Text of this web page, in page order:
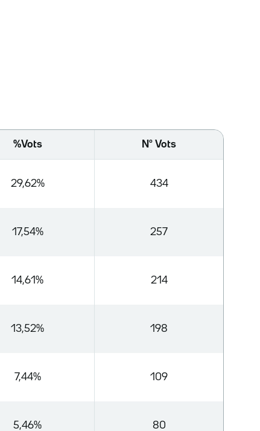
%Vots Nº Vots
29,62% 434
17,54% 257
14,61% 214
13,52% 198
7,44% 109
5,46% 80